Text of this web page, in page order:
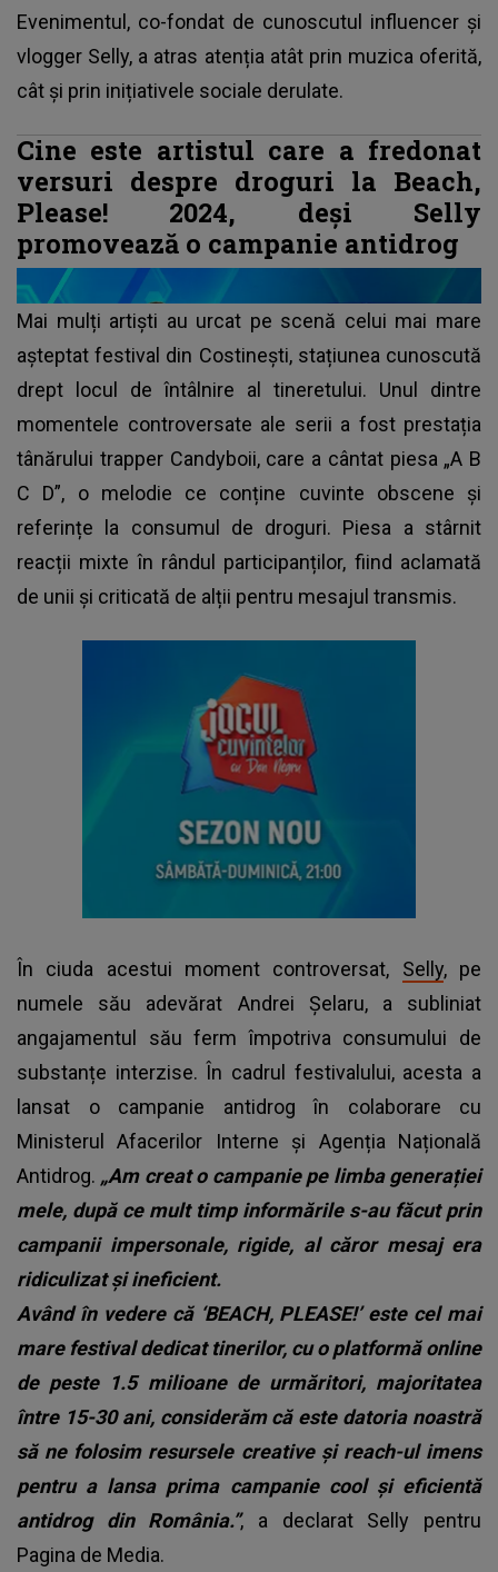
Evenimentul, co-fondat de cunoscutul influencer și
vlogger Selly, a atras atenția atât prin muzica oferită,
cât și prin inițiativele sociale derulate.
Cine este artistul care a fredonat
versuri despre droguri la Beach,
Please! 2024, deși Selly
promovează o campanie antidrog
Mai mulți artiști au urcat pe scenă celui mai mare
așteptat festival din Costinești, stațiunea cunoscută
drept locul de întâlnire al tineretului. Unul dintre
momentele controversate ale serii a fost prestația
tânărului trapper Candyboii, care a cântat piesa „A B
C D”, o melodie ce conține cuvinte obscene și
referințe la consumul de droguri. Piesa a stârnit
reacții mixte în rândul participanților, fiind aclamată
de unii și criticată de alții pentru mesajul transmis.
În ciuda acestui moment controversat, Selly, pe
numele său adevărat Andrei Șelaru, a subliniat
angajamentul său ferm împotriva consumului de
substanțe interzise. În cadrul festivalului, acesta a
lansat o campanie antidrog în colaborare cu
Ministerul Afacerilor Interne și Agenția Națională
Antidrog. „Am creat o campanie pe limba generației
mele, după ce mult timp informările s-au făcut prin
campanii impersonale, rigide, al căror mesaj era
ridiculizat și ineficient.
Având în vedere că ‘BEACH, PLEASE!’ este cel mai
mare festival dedicat tinerilor, cu o platformă online
de peste 1.5 milioane de urmăritori, majoritatea
între 15-30 ani, considerăm că este datoria noastră
să ne folosim resursele creative și reach-ul imens
pentru a lansa prima campanie cool și eficientă
antidrog din România.”, a declarat Selly pentru
Pagina de Media.